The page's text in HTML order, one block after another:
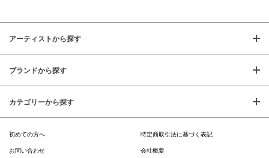
アーティストから探す
ブランドから探す
カテゴリーから探す
初めての方へ
特定商取引法に基づく表記
お問い合わせ
会社概要